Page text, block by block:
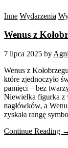
Inne Wydarzenia
Wenus z
7 lipca 2025 by
Wenus z
które zjednoczyło
pamięci – bez
Niewielka figurka z
nagłówków, a
zyskała rangę
Continue Reading →